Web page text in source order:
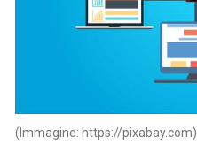
(Immagine: https://pixabay.com)